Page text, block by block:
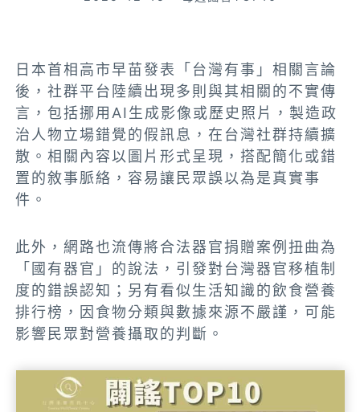
日本首相高市早苗發表「台灣有事」相關言論
後，社群平台陸續出現多則與其相關的不實傳
言，包括挪用AI生成影像或歷史照片，製造政
治人物立場錯覺的假訊息，在台灣社群持續擴
散。相關內容以圖片形式呈現，搭配簡化或錯
置的敘事脈絡，容易讓民眾誤以為是真實事
件。
此外，網路也流傳將合法器官捐贈案例扭曲為
「國有器官」的說法，引發對台灣器官移植制
度的錯誤認知；另有看似生活知識的飲食營養
排行榜，因食物分類與數據來源不嚴謹，可能
影響民眾對營養攝取的判斷。